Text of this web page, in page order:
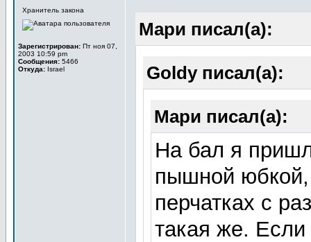
Хранитель закона
Зарегистрирован: Пт ноя 07,
2003 10:59 pm
Сообщения: 5466
Откуда: Israel
Мари писал(а):
Goldy писал(а):
Мари писал(а):
На бал я
пышной
перчатках с
такая же. Если